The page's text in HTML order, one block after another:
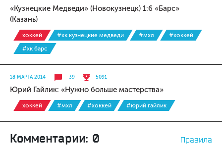
«Кузнецкие Медведи» (Новокузнецк) 1:6 «Барс»
(Казань)
хоккей #хк кузнецкие медведи #мхл
#хоккей
#хк барс
18 МАРТА 2014 39 5091
Юрий Гайлик: «Нужно больше мастерства»
хоккей #мхл #хоккей #юрий гайлик
Комментарии: 0 Правила